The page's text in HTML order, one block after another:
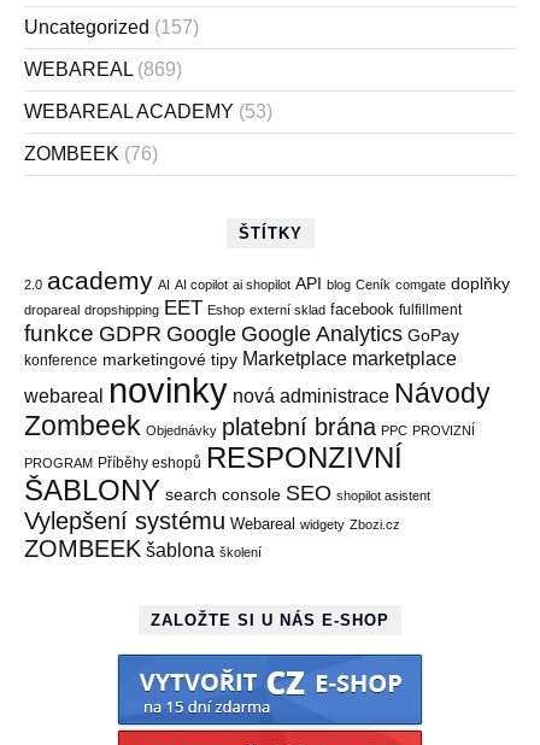
Uncategorized (157)
WEBAREAL (869)
WEBAREAL ACADEMY (53)
ZOMBEEK (76)
ŠTÍTKY
2.0 academy AI AI copilot ai shopilot API blog Ceník comgate doplňky
dropareal dropshipping EET Eshop externí sklad facebook fulfillment
funkce GDPR Google Google Analytics GoPay
konference marketingové tipy Marketplace marketplace
webareal novinky nová administrace Návody
Zombeek Objednávky platební brána PPC PROVIZNÍ
PROGRAM Příběhy eshopů RESPONZIVNÍ
ŠABLONY search console SEO shopilot asistent
Vylepšení systému Webareal widgety Zbozi.cz
ZOMBEEK šablona školení
ZALOŽTE SI U NÁS E-SHOP